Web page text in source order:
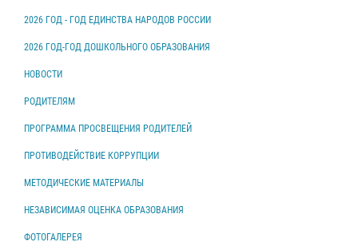
2026 ГОД - ГОД ЕДИНСТВА НАРОДОВ РОССИИ
2026 ГОД-ГОД ДОШКОЛЬНОГО ОБРАЗОВАНИЯ
НОВОСТИ
РОДИТЕЛЯМ
ПРОГРАММА ПРОСВЕЩЕНИЯ РОДИТЕЛЕЙ
ПРОТИВОДЕЙСТВИЕ КОРРУПЦИИ
МЕТОДИЧЕСКИЕ МАТЕРИАЛЫ
НЕЗАВИСИМАЯ ОЦЕНКА ОБРАЗОВАНИЯ
ФОТОГАЛЕРЕЯ